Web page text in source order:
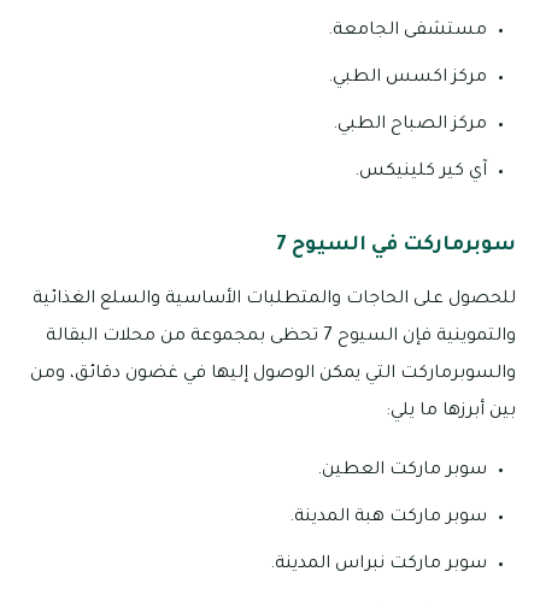
مستشفى الجامعة.
مركز اكسس الطبي.
مركز الصباح الطبي.
آي كير كلينيكس.
سوبرماركت في السيوح 7
للحصول على الحاجات والمتطلبات الأساسية والسلع الغذائية
والتموينية فإن السيوح 7 تحظى بمجموعة من محلات البقالة
والسوبرماركت التي يمكن الوصول إليها في غضون دقائق، ومن
بين أبرزها ما يلي:
سوبر ماركت العطين.
سوبر ماركت هبة المدينة.
سوبر ماركت نبراس المدينة.